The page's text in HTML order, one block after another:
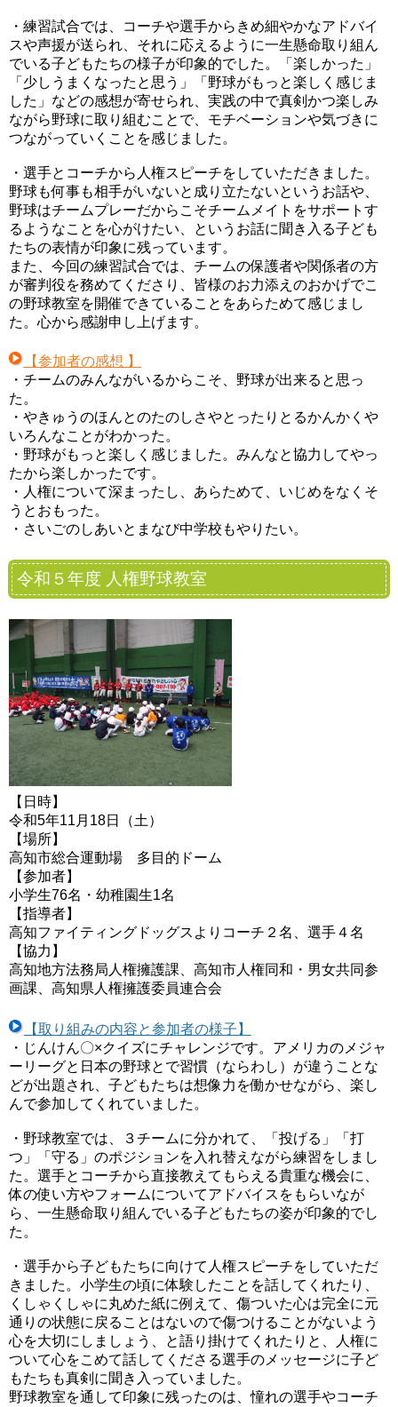
・練習試合では、コーチや選手からきめ細やかなアドバイ
スや声援が送られ、それに応えるように一生懸命取り組ん
でいる子どもたちの様子が印象的でした。「楽しかった」
「少しうまくなったと思う」「野球がもっと楽しく感じま
した」などの感想が寄せられ、実践の中で真剣かつ楽しみ
ながら野球に取り組むことで、モチベーションや気づきに
つながっていくことを感じました。
・選手とコーチから人権スピーチをしていただきました。
野球も何事も相手がいないと成り立たないというお話や、
野球はチームプレーだからこそチームメイトをサポートす
るようなことを心がけたい、というお話に聞き入る子ども
たちの表情が印象に残っています。
また、今回の練習試合では、チームの保護者や関係者の方
が審判役を務めてくださり、皆様のお力添えのおかげでこ
の野球教室を開催できていることをあらためて感じまし
た。心から感謝申し上げます。
【参加者の感想 】
・チームのみんながいるからこそ、野球が出来ると思っ
た。
・やきゅうのほんとのたのしさやとったりとるかんかくや
いろんなことがわかった。
・野球がもっと楽しく感じました。みんなと協力してやっ
たから楽しかったです。
・人権について深まったし、あらためて、いじめをなくそ
うとおもった。
・さいごのしあいとまなび中学校もやりたい。
令和５年度 人権野球教室
【日時】
令和5年11月18日（土）
【場所】
高知市総合運動場 多目的ドーム
【参加者】
小学生76名・幼稚園生1名
【指導者】
高知ファイティングドッグスよりコーチ２名、選手４名
【協力】
高知地方法務局人権擁護課、高知市人権同和・男女共同参
画課、高知県人権擁護委員連合会
【取り組みの内容と参加者の様子】
・じんけん〇×クイズにチャレンジです。アメリカのメジャ
ーリーグと日本の野球とで習慣（ならわし）が違うことな
どが出題され、子どもたちは想像力を働かせながら、楽し
んで参加してくれていました。
・野球教室では、３チームに分かれて、「投げる」「打
つ」「守る」のポジションを入れ替えながら練習をしまし
た。選手とコーチから直接教えてもらえる貴重な機会に、
体の使い方やフォームについてアドバイスをもらいなが
ら、一生懸命取り組んでいる子どもたちの姿が印象的でし
た。
・選手から子どもたちに向けて人権スピーチをしていただ
きました。小学生の頃に体験したことを話してくれたり、
くしゃくしゃに丸めた紙に例えて、傷ついた心は完全に元
通りの状態に戻ることはないので傷つけることがないよう
心を大切にしましょう、と語り掛けてくれたりと、人権に
ついて心をこめて話してくださる選手のメッセージに子ど
もたちも真剣に聞き入っていました。
野球教室を通して印象に残ったのは、憧れの選手やコーチ